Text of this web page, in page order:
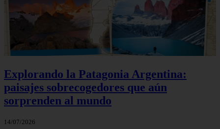
Explorando la Patagonia Argentina:
paisajes sobrecogedores que aún
sorprenden al mundo
14/07/2026